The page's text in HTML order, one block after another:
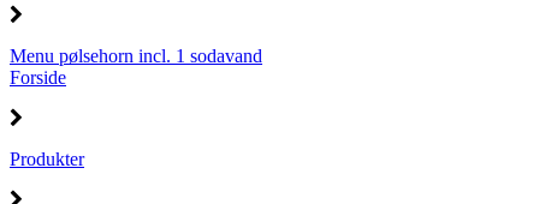
Menu pølsehorn incl. 1 sodavand
Forside
Produkter